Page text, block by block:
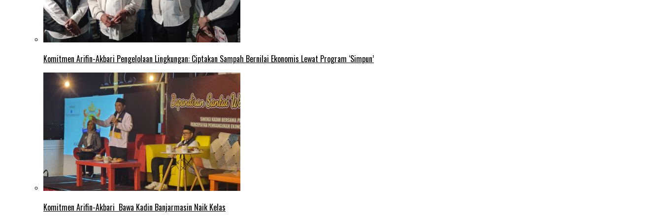
Komitmen Arifin-Akbari Pengelolaan Lingkungan: Ciptakan Sampah Bernilai Ekonomis Lewat Program ‘Simpun’
Komitmen Arifin-Akbari Bawa Kadin Banjarmasin Naik Kelas